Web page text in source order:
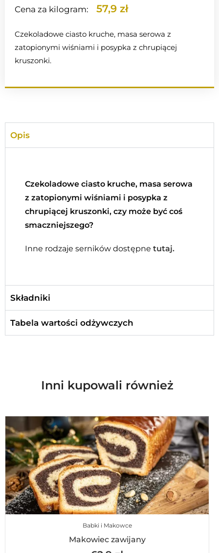
Cena za kilogram: 57,9 zł
Czekoladowe ciasto kruche, masa serowa z
zatopionymi wiśniami i posypka z chrupiącej
kruszonki.
Opis
Czekoladowe ciasto kruche, masa serowa
z zatopionymi wiśniami i posypka z
chrupiącej kruszonki, czy może być coś
smaczniejszego?
Inne rodzaje serników dostępne tutaj.
Składniki
Tabela wartości odżywczych
Inni kupowali również
Babki i Makowce
Makowiec zawijany